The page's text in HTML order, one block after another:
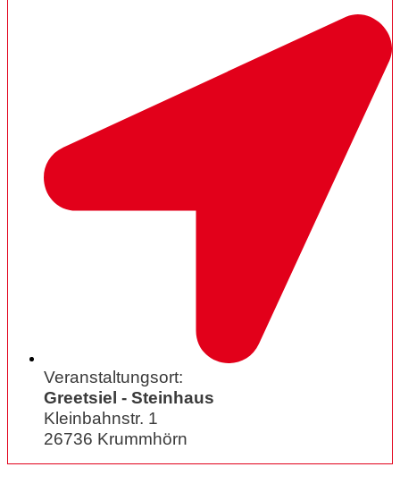
Veranstaltungsort:
Greetsiel - Steinhaus
Kleinbahnstr. 1
26736 Krummhörn